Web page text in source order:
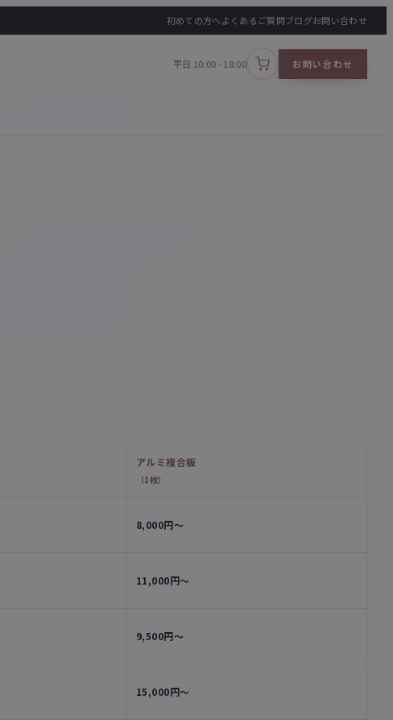
初めての方へよくあるご質問ブログお問い合わせ
平日 10:00 - 18:00
カートを見る
お問い合わせ
アルミ複合板
（1枚）
8,000円〜
11,000円〜
9,500円〜
15,000円〜